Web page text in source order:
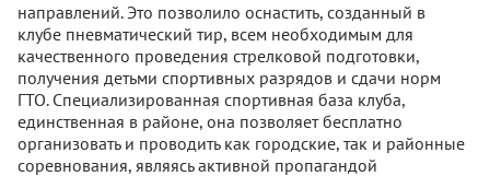
направлений. Это позволило оснастить, созданный в
клубе пневматический тир, всем необходимым для
качественного проведения стрелковой подготовки,
получения детьми спортивных разрядов и сдачи норм
ГТО. Специализированная спортивная база клуба,
единственная в районе, она позволяет бесплатно
организовать и проводить как городские, так и районные
соревнования, являясь активной пропагандой